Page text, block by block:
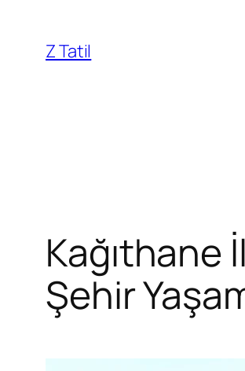
Z Tatil
Kağıthane
Şehir